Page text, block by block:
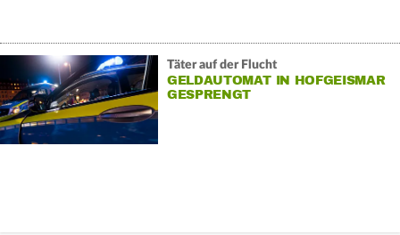
Täter auf der Flucht
GELDAUTOMAT IN HOFGEISMAR
GESPRENGT